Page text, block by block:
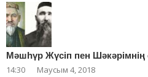
Мәшһүр Жүсіп пен Шәкәрімнің
14:30 Маусым 4, 2018